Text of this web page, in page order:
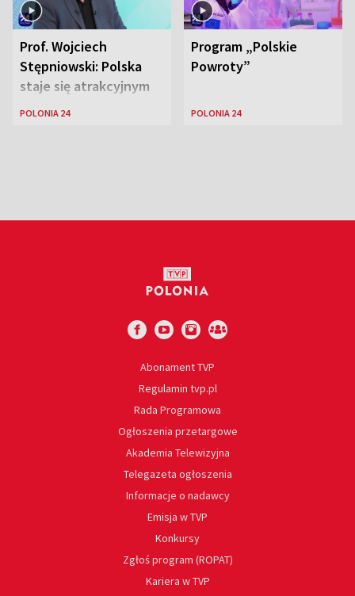
Prof. Wojciech
Stępniowski: Polska
staje się atrakcyjnym
POLONIA 24
Program „Polskie
Powroty”
POLONIA 24
Abonament TVP
Regulamin tvp.pl
Rada Programowa
Ogłoszenia przetargowe
Akademia Telewizyjna
Telegazeta ogłoszenia
Informacje o nadawcy
Emisja w TVP
Konkursy
Zgłoś program (ROPAT)
Kariera w TVP